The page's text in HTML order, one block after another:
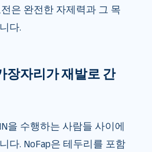
은 완전한 자제력과 그 목
다.
장자리가 재발로 간
을 수행하는 사람들 사이에
다. NoFap은 테두리를 포함